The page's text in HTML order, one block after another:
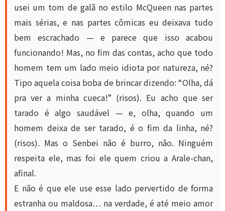
usei um tom de galã no estilo McQueen nas partes
mais sérias, e nas partes cômicas eu deixava tudo
bem escrachado — e parece que isso acabou
funcionando! Mas, no fim das contas, acho que todo
homem tem um lado meio idiota por natureza, né?
Tipo aquela coisa boba de brincar dizendo: “Olha, dá
pra ver a minha cueca!” (risos). Eu acho que ser
tarado é algo saudável — e, olha, quando um
homem deixa de ser tarado, é o fim da linha, né?
(risos). Mas o Senbei não é burro, não. Ninguém
respeita ele, mas foi ele quem criou a Arale-chan,
afinal.
E não é que ele use esse lado pervertido de forma
estranha ou maldosa… na verdade, é até meio amor